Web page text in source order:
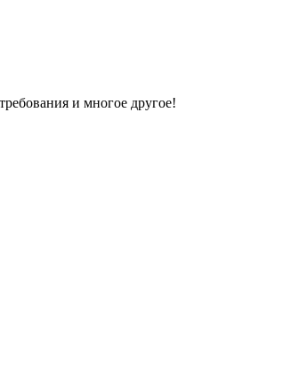
и многое другое!